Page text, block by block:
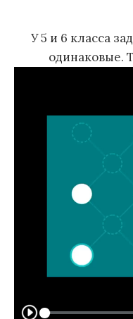
У 5 и 6 класса
одинаковые.